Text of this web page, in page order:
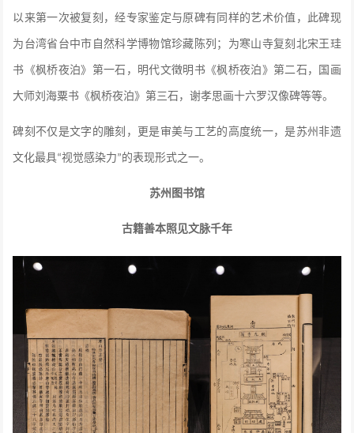
以来第一次被复刻，经专家鉴定与原碑有同样的艺术价值，此碑现
为台湾省台中市自然科学博物馆珍藏陈列；为寒山寺复刻北宋王珪
书《枫桥夜泊》第一石，明代文徵明书《枫桥夜泊》第二石，国画
大师刘海粟书《枫桥夜泊》第三石，谢孝思画十六罗汉像碑等等。
碑刻不仅是文字的雕刻，更是审美与工艺的高度统一，是苏州非遗
文化最具“视觉感染力”的表现形式之一。
苏州图书馆
古籍善本照见文脉千年